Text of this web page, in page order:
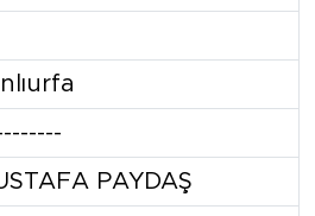
PAYDAŞ